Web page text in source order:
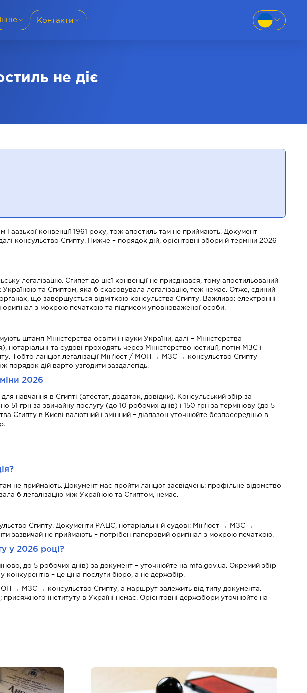
Iнше
вакансії
Контакти
не діє
Гаазької конвенції 1961 року, тож апостиль там не приймають. Документ
консульство Єгипту. Нижче – порядок дій, орієнтовні збори й терміни 2026
легалізацію. Єгипет до цієї конвенції не приєднався, тому апостильований
та Єгиптом, яка б скасовувала легалізацію, теж немає. Отже, єдиний
що завершується відміткою консульства Єгипту. Важливо: електронні
з мокрою печаткою та підписом уповноваженої особи.
штамп Міністерства освіти і науки України, далі – Міністерства
та судові проходять через Міністерство юстиції, потім МЗС і
Тобто ланцюг легалізації Мін'юст / МОН → МЗС → консульство Єгипту
порядок дій варто узгодити заздалегідь.
2026
навчання в Єгипті (атестат, додаток, довідки). Консульський збір за
грн за звичайну послугу (до 10 робочих днів) і 150 грн за термінову (до 5
Єгипту в Києві валютний і змінний – діапазон уточнюйте безпосередньо в
не приймають. Документ має пройти ланцюг засвідчень: профільне відомство
б легалізацію між Україною та Єгиптом, немає.
Єгипту. Документи РАЦС, нотаріальні й судові: Мін'юст → МЗС →
зазвичай не приймають – потрібен паперовий оригінал з мокрою печаткою.
у 2026 році?
до 5 робочих днів) за документ – уточнюйте на mfa.gov.ua. Окремий збір
конкурентів – це ціна послуги бюро, а не держзбір.
→ МЗС → консульство Єгипту, а маршрут залежить від типу документа.
інституту в Україні немає. Орієнтовні держзбори уточнюйте на